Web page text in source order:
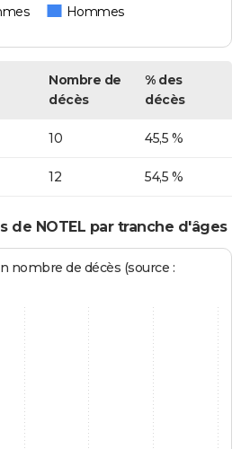
Hommes
Nombre de
décès
% des
décès
10 45,5 %
12 54,5 %
de NOTEL par tranche d'âges
nombre de décès (source :